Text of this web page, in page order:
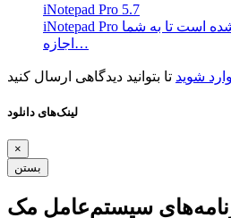
iNotepad Pro 5.7
iNotepad Pro برنامه‌ای است که طراحی شده است تا به شما
اجازه…
وارد شوید
لینک‌های دانلود
×
بستن
سیستم‌عامل مک